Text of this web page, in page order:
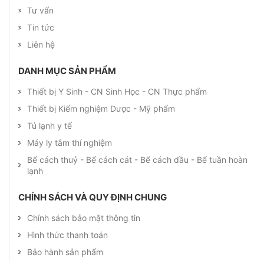
Tư vấn
Tin tức
Liên hệ
DANH MỤC SẢN PHẨM
Thiết bị Y Sinh - CN Sinh Học - CN Thực phẩm
Thiết bị Kiểm nghiệm Dược - Mỹ phẩm
Tủ lạnh y tế
Máy ly tâm thí nghiệm
Bể cách thuỷ - Bể cách cát - Bể cách dầu - Bể tuần hoàn
lạnh
CHÍNH SÁCH VÀ QUY ĐỊNH CHUNG
Chính sách bảo mật thông tin
Hình thức thanh toán
Bảo hành sản phẩm